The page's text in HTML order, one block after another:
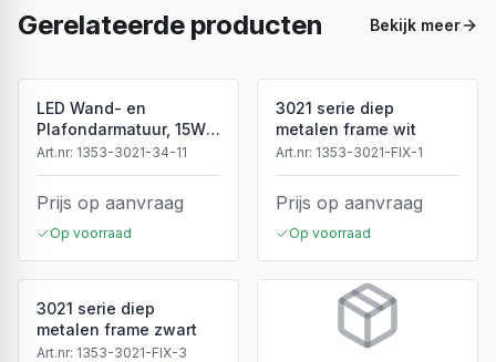
Gerelateerde producten Bekijk meer
LED Wand- en
Plafondarmatuur, 15W,
3CCT, Sensor, IP54, Wit
Art.nr: 1353-3021-34-11
Prijs op aanvraag
Op voorraad
3021 serie diep
metalen frame wit
Art.nr: 1353-3021-FIX-1
Prijs op aanvraag
Op voorraad
3021 serie diep
metalen frame zwart
Art.nr: 1353-3021-FIX-3